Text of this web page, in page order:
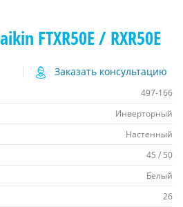
FTXR50E / RXR50E
Заказать консультацию
497-166
Инверторный
Настенный
45 / 50
Белый
26